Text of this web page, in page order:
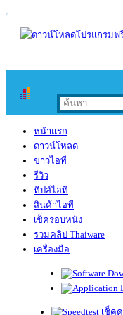
หน้าแรก
ดาวน์โหลด
ข่าวไอที
รีวิว
ทิปส์ไอที
สินค้าไอที
เช็ครอบหนัง
รวมคลิป Thaiware
เครื่องมือ
เช็คค